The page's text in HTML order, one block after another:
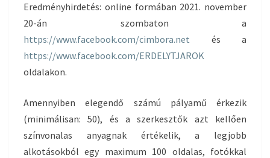
Eredményhirdetés: online formában 2021. november
20-án szombaton a
https://www.facebook.com/cimbora.net és a
https://www.facebook.com/ERDELYTJAROK
oldalakon.
Amennyiben elegendő számú pályamű érkezik
(minimálisan: 50), és a szerkesztők azt kellően
színvonalas anyagnak értékelik, a legjobb
alkotásokból egy maximum 100 oldalas, fotókkal